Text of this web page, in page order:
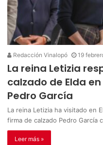
Redacción Vinalopó 19
La reina Letizia
calzado de Elda
Pedro García
La reina Letizia ha visitado en
firma de calzado Pedro García
Leer más »